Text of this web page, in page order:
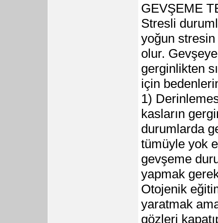
GEVŞEME
Stresli
yoğun stresin
olur.
gerginlikten
için
1)
kasların
durumlarda
tümüyle yok
gevşeme
yapmak
Otojenik
yaratmak
gözleri